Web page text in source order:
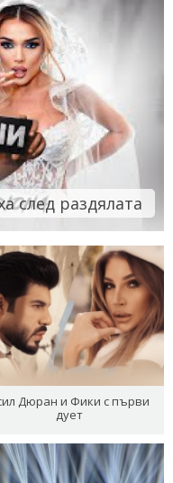
след раздялата
Дюран и Фики с първи
дует